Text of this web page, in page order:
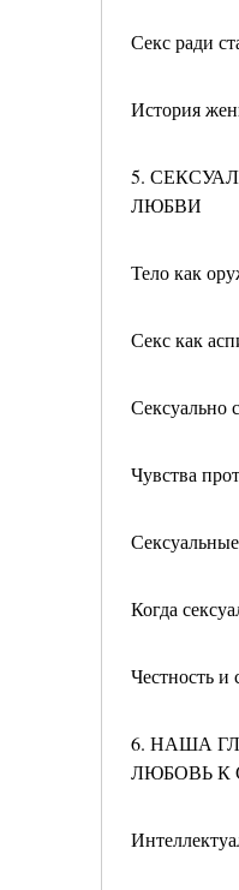
Секс ради
История
5.
ЛЮБВИ
Тело как
Секс как
Сексуально
Чувства
Когда
Честность и
6. НАША
ЛЮБОВЬ К